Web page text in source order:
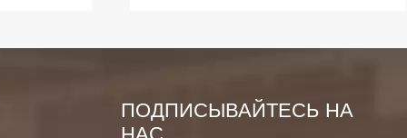
ПОДПИСЫВАЙТЕСЬ НА